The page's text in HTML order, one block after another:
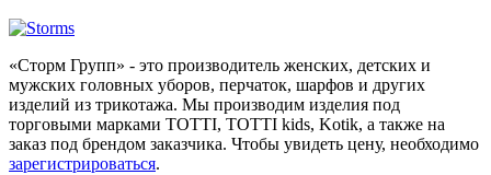
«Сторм Групп» - это производитель женских, детских и
мужских головных уборов, перчаток, шарфов и других
изделий из трикотажа. Мы производим изделия под
торговыми марками TOTTI, TOTTI kids, Kotik, а также на
заказ под брендом заказчика. Чтобы увидеть цену, необходимо
зарегистрироваться.